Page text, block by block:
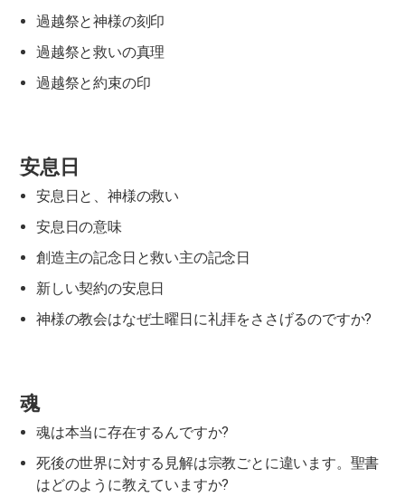
過越祭と神様の刻印
過越祭と救いの真理
過越祭と約束の印
安息日
安息日と、神様の救い
安息日の意味
創造主の記念日と救い主の記念日
新しい契約の安息日
神様の教会はなぜ土曜日に礼拝をささげるのですか?
魂
魂は本当に存在するんですか?
死後の世界に対する見解は宗教ごとに違います。聖書
はどのように教えていますか?